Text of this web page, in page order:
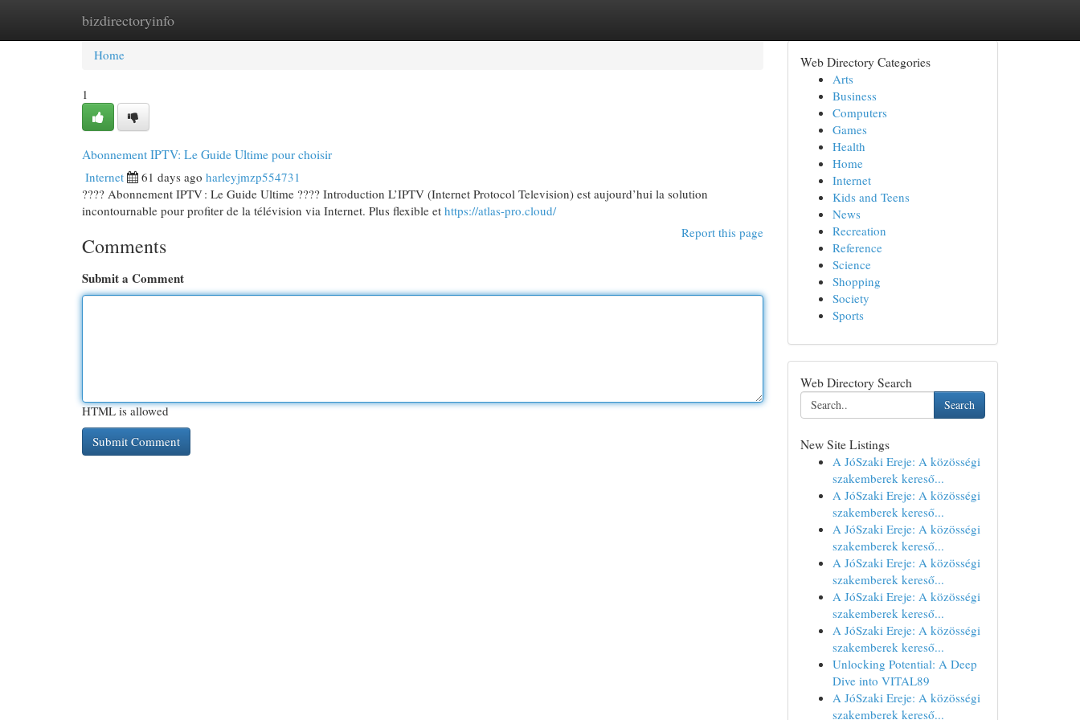
bizdirectoryinfo
Home New Site Listings
Home
1
Abonnement IPTV: Le Guide Ultime pour choisir
Internet 61 days ago harleyjmzp554731
???? Abonnement IPTV : Le Guide Ultime ???? Introduction L’IPTV (Internet Protocol Television) est aujourd’hui la solution
incontournable pour profiter de la télévision via Internet. Plus flexible et https://atlas-pro.cloud/
Report this page
Comments
Submit a Comment
HTML is allowed
Web Directory Categories
Arts
Business
Computers
Games
Health
Home
Internet
Kids and Teens
News
Recreation
Reference
Science
Shopping
Society
Sports
Web Directory Search
Search
New Site Listings
A JóSzaki Ereje: A közösségi
szakemberek kereső...
A JóSzaki Ereje: A közösségi
szakemberek kereső...
A JóSzaki Ereje: A közösségi
szakemberek kereső...
A JóSzaki Ereje: A közösségi
szakemberek kereső...
A JóSzaki Ereje: A közösségi
szakemberek kereső...
A JóSzaki Ereje: A közösségi
szakemberek kereső...
Unlocking Potential: A Deep
Dive into VITAL89
A JóSzaki Ereje: A közösségi
szakemberek kereső...